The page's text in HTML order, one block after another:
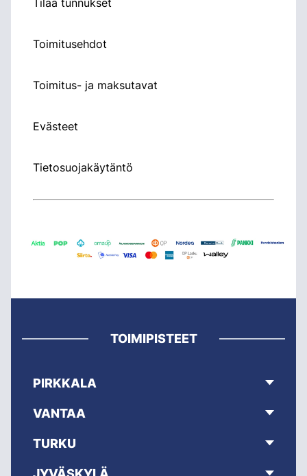
Toimitusehdot
Toimitus- ja maksutavat
Evästeet
Tietosuojakäytäntö
TOIMIPISTEET
PIRKKALA
VANTAA
TURKU